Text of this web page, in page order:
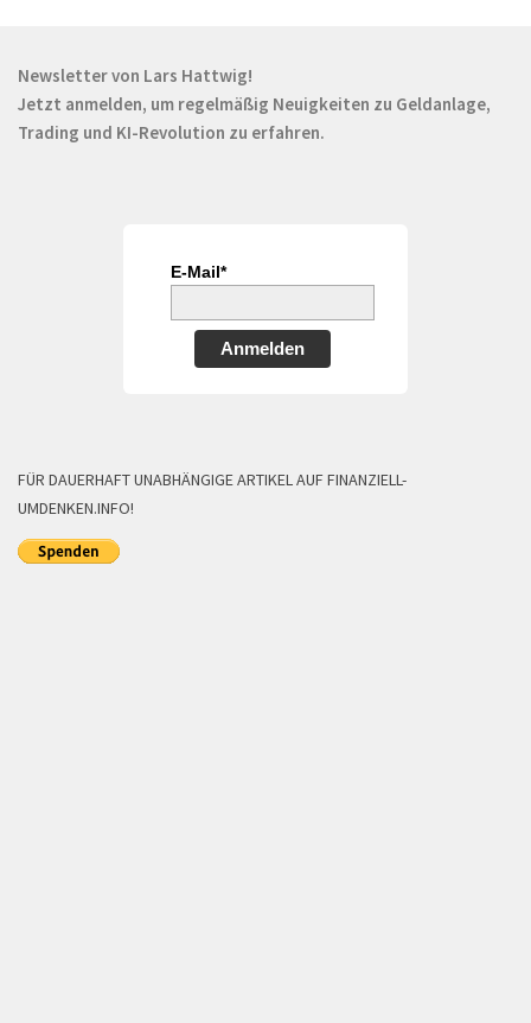
Newsletter von Lars Hattwig!
Jetzt anmelden, um regelmäßig Neuigkeiten zu Geldanlage,
Trading und KI-Revolution zu erfahren.
E-Mail*
Anmelden
FÜR DAUERHAFT UNABHÄNGIGE ARTIKEL AUF FINANZIELL-
UMDENKEN.INFO!